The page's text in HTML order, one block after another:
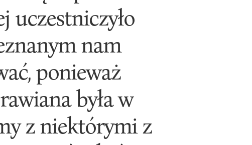
uczestniczyło
nam
ponieważ
była w
z niektórymi z